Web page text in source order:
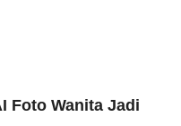
Foto Wanita Jadi